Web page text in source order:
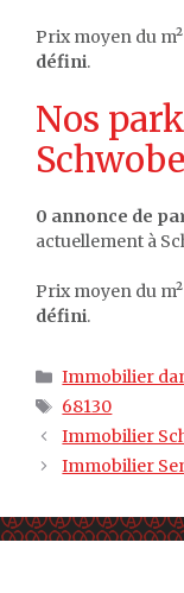
Prix moyen du
défini.
Nos
0 annonce de
actuellement à
Prix moyen du
défini.
Catégories
Immobilier
Étiquettes
68130
Immobilier
Immobilier